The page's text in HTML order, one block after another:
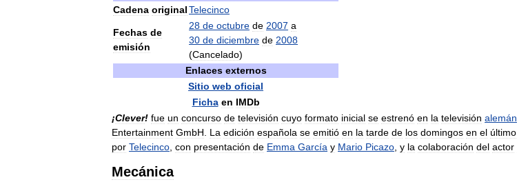
Cadena originalTelecinco
Fechas de
emisión
28 de octubre de 2007 a
30 de diciembre de 2008
(Cancelado)
Enlaces externos
Sitio web oficial
Ficha en IMDb
¡Clever! fue un concurso de televisión cuyo formato inicial se estrenó en la televisión alemán
Entertainment GmbH La edición española se emitió en la tarde de los domingos en el último
por Telecinco con presentación de Emma García y Mario Picazo y la colaboración del actor
Mecánica